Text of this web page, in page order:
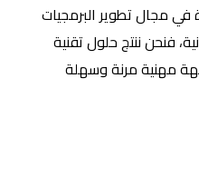
مجال تطوير البرمجيات
فنحن ننتج حلول تقنية
مهنية مرنة وسهلة